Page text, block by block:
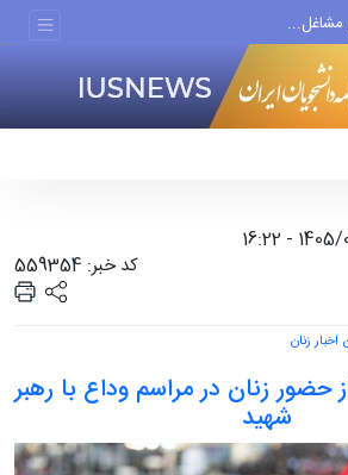
مشاغل...
کد خبر: 559354
اخبار زنان
زنان در مراسم وداع با رهبر
شهید